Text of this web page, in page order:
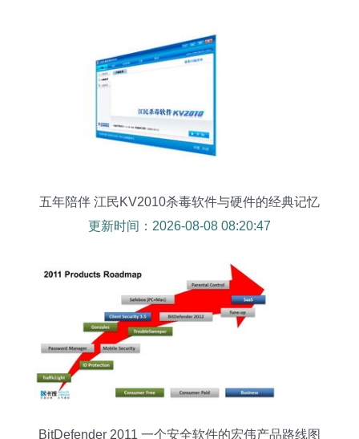
五年陪伴 江民KV2010杀毒软件与硬件的经典记忆
更新时间：2026-08-08 08:20:47
BitDefender 2011 一个安全软件的宏伟产品路线图